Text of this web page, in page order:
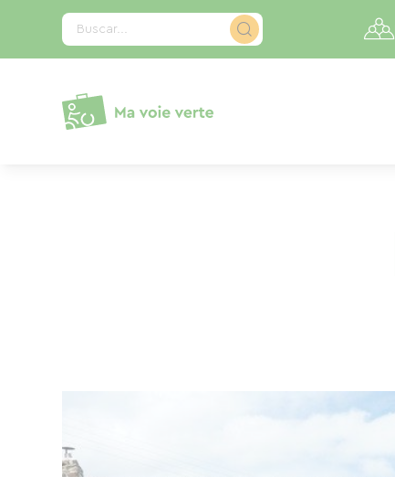
Buscar...
Panel de gestión de cookies